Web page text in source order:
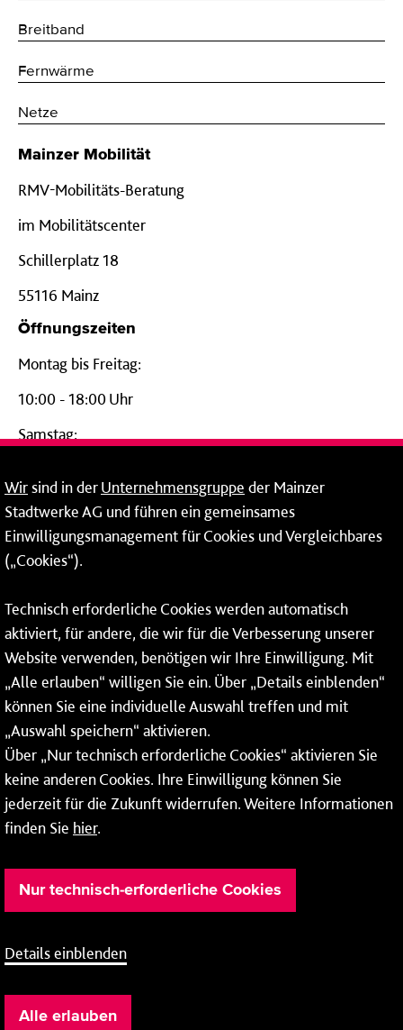
Breitband
Fernwärme
Netze
Mainzer Mobilität
RMV-Mobilitäts-Beratung
im Mobilitätscenter
Schillerplatz 18
55116 Mainz
Öffnungszeiten
Montag bis Freitag:
10:00 - 18:00 Uhr
Samstag:
24-Stunden-Telefon*
06131 – 12 77 77
Fax: 06131 – 12 66 66
* Montags bis freitags bis 7 und ab 18 Uhr sowie an
Wochenenden und Feiertagen ganztags werden Ihre
Anrufe je nach Themenauswahl an ein Callcenter des
RMV oder von nextbike weitergeleitet. Dort erhalten Sie
ausschließlich Auskünfte zum Fahrplan bzw. zu
meinRad.
Wirsind in derUnternehmensgruppe der Mainzer
Stadtwerke AG und führen ein gemeinsames
Einwilligungsmanagement für Cookies und Vergleichbares
(„Cookies“).
Technisch erforderliche Cookies werden automatisch
aktiviert, für andere, die wir für die Verbesserung unserer
Website verwenden, benötigen wir Ihre Einwilligung. Mit
„Alle erlauben“ willigen Sie ein. Über „Details einblenden“
können Sie eine individuelle Auswahl treffen und mit
„Auswahl speichern“ aktivieren.
Über „Nur technisch erforderliche Cookies“ aktivieren Sie
keine anderen Cookies. Ihre Einwilligung können Sie
jederzeit für die Zukunft widerrufen. Weitere Informationen
finden Sie hier.
Nur technisch-erforderliche Cookies
Details einblenden
Alle erlauben